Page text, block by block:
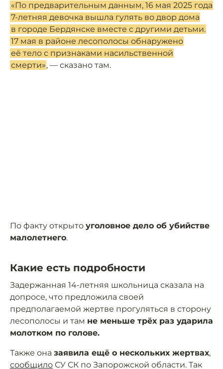
«По предварительным данным, 16 мая 2025 года
7-летняя девочка вышла гулять во двор дома
в городе Бердянске вместе с другими детьми.
17 мая в районе лесополосы обнаружено
её тело с признаками насильственной
смерти», — сказано там.
По факту открыто уголовное дело об убийстве
малолетнего.
Какие есть подробности
Задержанная 14-летняя школьница сказала на
допросе, что предложила своей
предполагаемой жертве прогуляться в сторону
лесополосы и там не меньше трёх раз ударила
молотком по голове.
Также она заявила ещё о нескольких жертвах,
сообщило СУ СК по Запорожской области. Так